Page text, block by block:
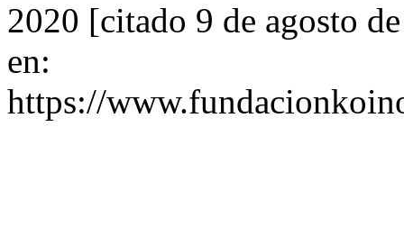
2020 [citado 9 de agosto
en:
https://